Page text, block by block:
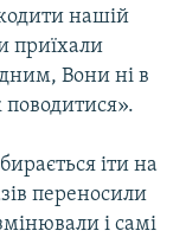
нашій
приїхали
Вони ні в
іти на
переносили
і самі